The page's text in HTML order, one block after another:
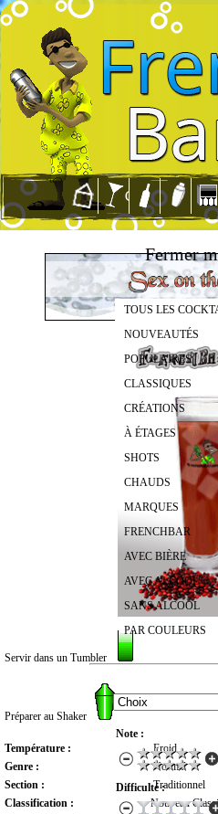
Fermer
TOUS LES
NOUVEAUTÉS
POPULAIRES
CLASSIQUES
CRÉATIONS
À ÉTAGES
SHOTS
CHAUDS
MARQUES
FRENCHBAR
AVEC BIÈRE
AVEC ALCOOL
SANS ALCOOL
PAR COULEURS
Note :
Difficulté :
Servir dans un Tumbler
Préparer au Shaker
Température :
Froid
Genre :
Normal
Section :
Traditionnel
Classification :
Nouveau